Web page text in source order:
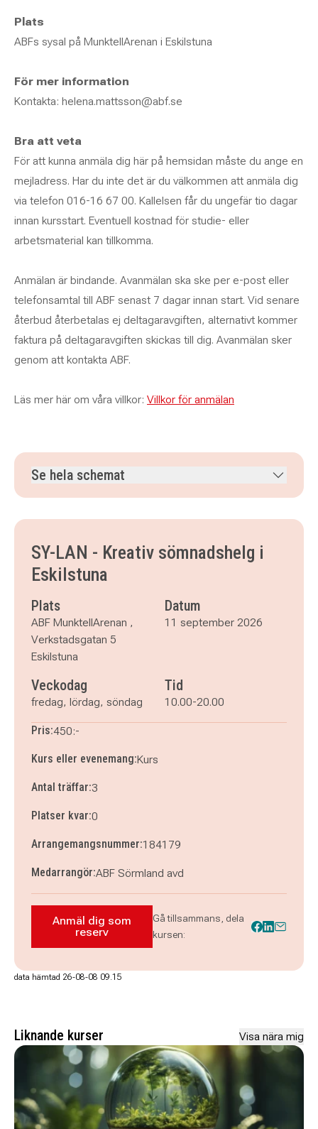
Plats
ABFs sysal på MunktellArenan i Eskilstuna
För mer information
Kontakta: helena.mattsson@abf.se
Bra att veta
För att kunna anmäla dig här på hemsidan måste du ange en
mejladress. Har du inte det är du välkommen att anmäla dig
via telefon 016-16 67 00. Kallelsen får du ungefär tio dagar
innan kursstart. Eventuell kostnad för studie- eller
arbetsmaterial kan tillkomma.
Anmälan är bindande. Avanmälan ska ske per e-post eller
telefonsamtal till ABF senast 7 dagar innan start. Vid senare
återbud återbetalas ej deltagaravgiften, alternativt kommer
faktura på deltagaravgiften skickas till dig. Avanmälan sker
genom att kontakta ABF.
Läs mer här om våra villkor: Villkor för anmälan
Se hela schemat
söndag 13 september 2026 klockan 10.00–15.00
SY-LAN - Kreativ sömnadshelg i
Eskilstuna
Plats
ABF MunktellArenan ,
Verkstadsgatan 5
Eskilstuna
Datum
11 september 2026
Veckodag
fredag, lördag, söndag
Tid
10.00-20.00
Pris:450:-
Kurs eller evenemang:Kurs
Antal träffar:3
Platser kvar:0
Arrangemangsnummer:184179
Medarrangör:ABF Sörmland avd
Anmäl dig som reserv till SY-LAN - Kreativ
Anmäl dig som
reserv
Gå tillsammans, dela
kursen:
data hämtad 26-08-08 09.15
Liknande kurser Visa nära mig